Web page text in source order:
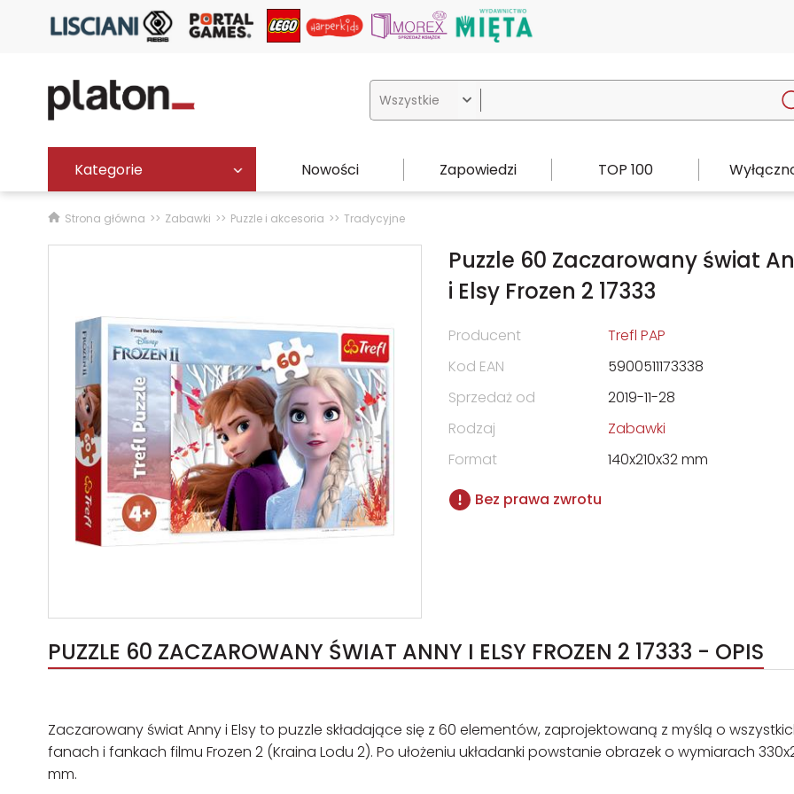

Kategorie Nowości Zapowiedzi TOP 100
Strona główna Zabawki Puzzle i akcesoria Tradycyjne
Puzzle 60 Zaczarowany świat
i Elsy Frozen 2 17333
Producent
Trefl PAP
Kod EAN
5900511173338
Sprzedaż od
2019-11-28
Rodzaj
Zabawki
Format
140x210x32 mm
Bez prawa zwrotu
PUZZLE 60 ZACZAROWANY ŚWIAT ANNY I ELSY FROZEN 2 17333 - OPIS
Zaczarowany świat Anny i Elsy to puzzle składające się z 60 elementów, zaprojektowaną z myślą o
fanach i fankach filmu Frozen 2 (Kraina Lodu 2). Po ułożeniu układanki powstanie obrazek o wymiarach
mm.